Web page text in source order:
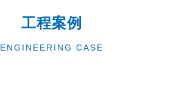
工程案例
ENGINEERING CASE